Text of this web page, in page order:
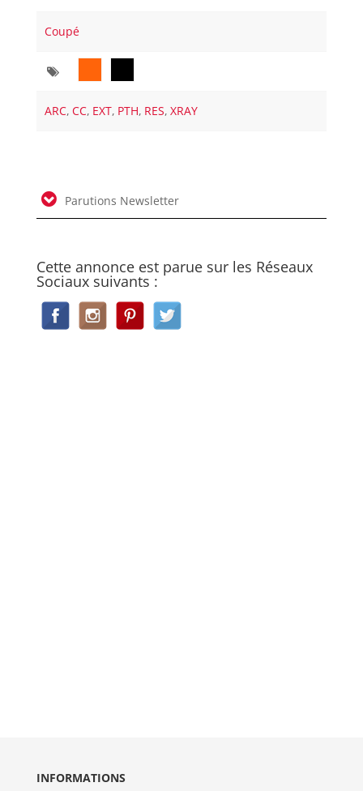
Coupé
ARC, CC, EXT, PTH, RES, XRAY
Parutions Newsletter
Cette annonce est parue sur les Réseaux
Sociaux suivants :
INFORMATIONS